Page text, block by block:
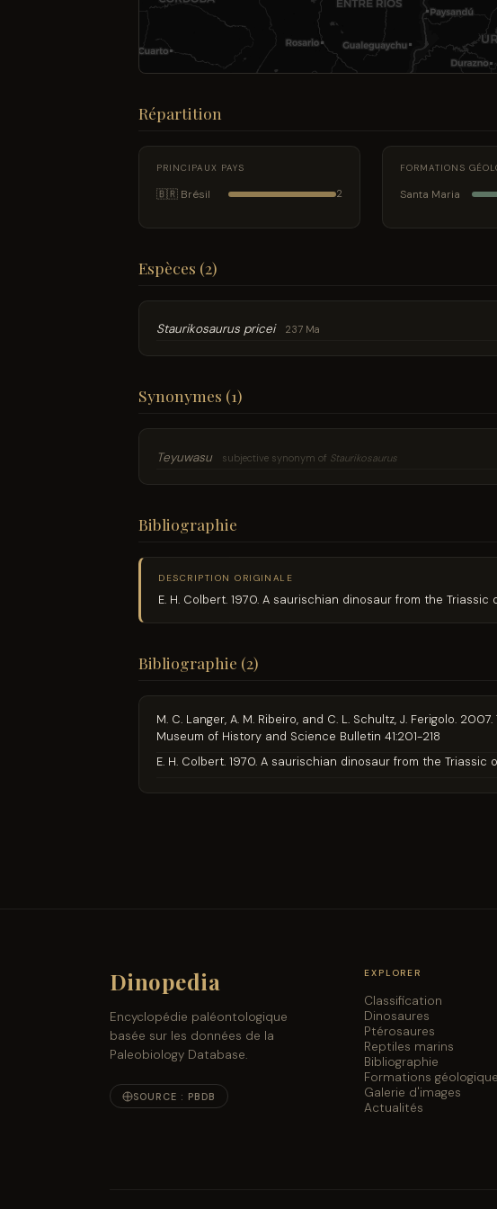
Répartition
PRINCIPAUX PAYS
🇧🇷 Brésil 2
FORMATIONS
Santa Maria
Espèces (2)
Staurikosaurus pricei 237 Ma
Synonymes (1)
Teyuwasu subjective synonym of Staurikosaurus
Bibliographie
DESCRIPTION ORIGINALE
E. H. Colbert. 1970. A saurischian dinosaur from the
Bibliographie (2)
M. C. Langer, A. M. Ribeiro, and C. L. Schultz, J. Ferigolo.
Museum of History and Science Bulletin 41:201-218
E. H. Colbert. 1970. A saurischian dinosaur from the
Dinopedia
Encyclopédie paléontologique
basée sur les données de la
Paleobiology Database.
SOURCE : PBDB
EXPLORER
Classification
Dinosaures
Ptérosaures
Reptiles marins
Bibliographie
Formations
Galerie d'images
Actualités